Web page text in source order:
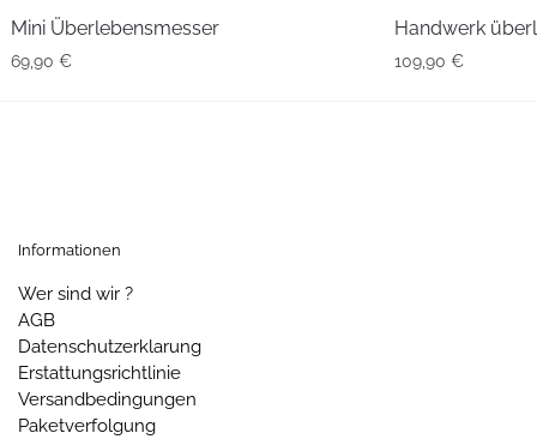
Mini Überlebensmesser
69,90 €
Handwerk
109,90 €
Informationen
Wer sind wir ?
AGB
Datenschutzerklarung
Erstattungsrichtlinie
Versandbedingungen
Paketverfolgung